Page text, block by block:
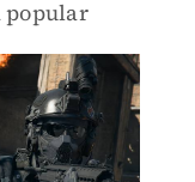
popular